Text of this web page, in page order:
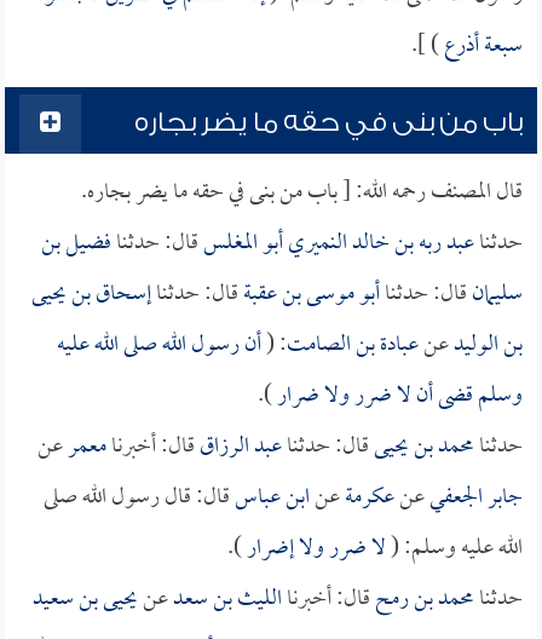
سبعة أذرع) ].
باب من بنى في حقه ما يضر بجاره
قال المصنف رحمه الله: [ باب من بنى في حقه ما يضر بجاره.
حدثناعبد ربه بن خالد النميري أبو المغلسقال: حدثنافضيل بن
سليمانقال: حدثناأبو موسى بن عقبةقال: حدثناإسحاق بن يحيى
بن الوليدعنعبادة بن الصامت: (أن رسول الله صلى الله عليه
وسلم قضى أن لا ضرر ولا ضرار).
حدثنامحمد بن يحيىقال: حدثناعبد الرزاققال: أخبرنامعمرعن
جابر الجعفيعنعكرمةعنابن عباسقال: قال رسول الله صلى
الله عليه وسلم: (لا ضرر ولا إضرار).
حدثنامحمد بن رمحقال: أخبرناالليث بن سعدعنيحيى بن سعيد